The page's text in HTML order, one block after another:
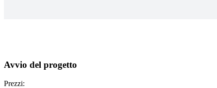
Avvio del progetto
Prezzi: